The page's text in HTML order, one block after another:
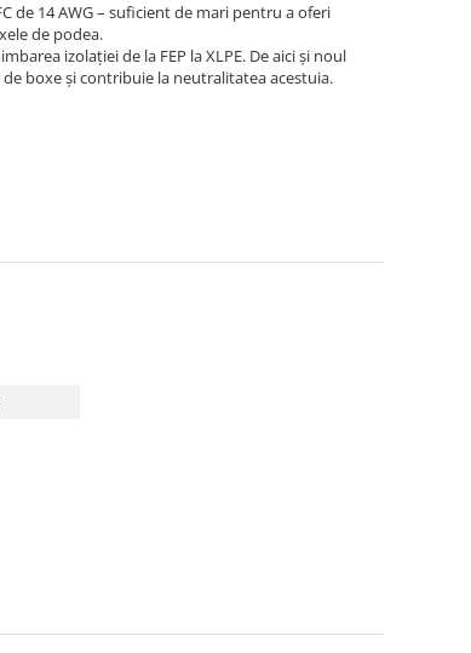
de 14 AWG – suficient de mari pentru a oferi
de podea.
izolației de la FEP la XLPE. De aici și noul
boxe și contribuie la neutralitatea acestuia.